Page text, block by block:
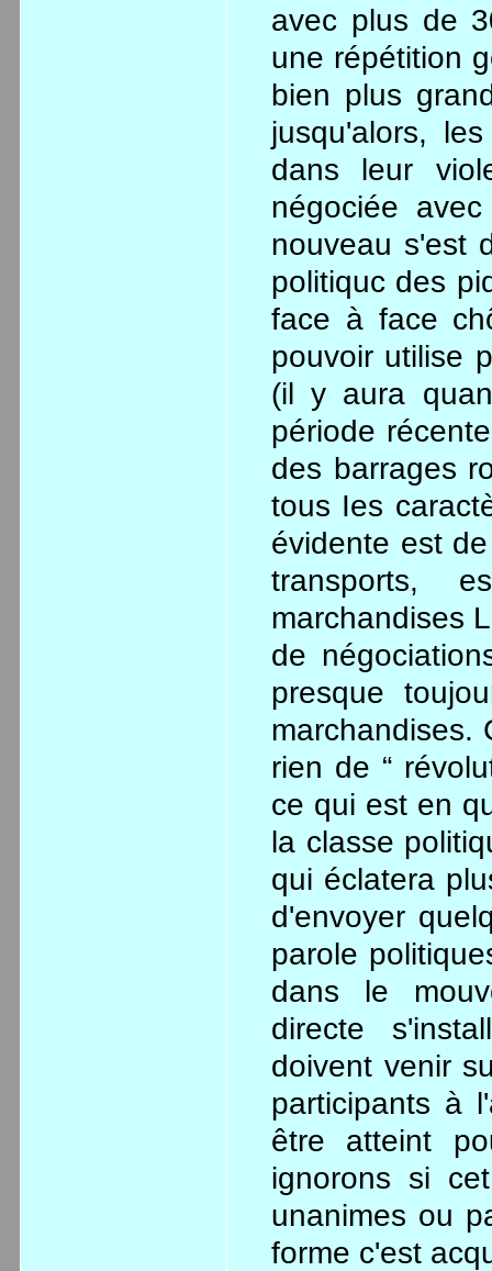
avec plus de
une répétition
bien plus
jusqu'alors,
dans leur
négociée
nouveau s'est
politiquc des
face à face
pouvoir utilise
(il y aura
période
des barrages
tous Ies
évidente est
transports,
marchandises
de
presque
marchandises.
rien de “
ce qui est en
la classe
qui éclatera
d'envoyer
parole
dans le
directe
doivent venir
participants à
être atteint
ignorons si
unanimes ou
forme c'est